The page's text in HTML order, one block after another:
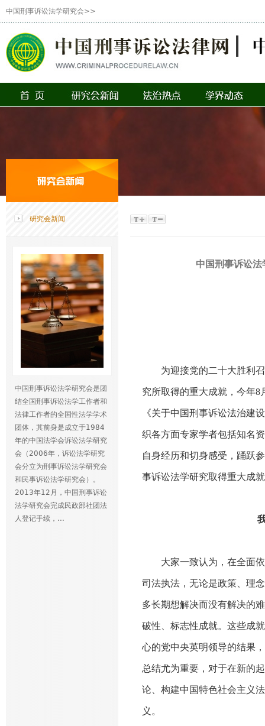
中国刑事诉讼法学研究会>>
研究会新闻
中国刑事诉讼法学研究会是团
结全国刑事诉讼法学工作者和
法律工作者的全国性法学学术
团体，其前身是成立于1984
年的中国法学会诉讼法学研究
会（2006年，诉讼法学研究
会分立为刑事诉讼法学研究会
和民事诉讼法学研究会）。
2013年12月，中国刑事诉讼
法学研究会完成民政部社团法
人登记手续，...
中国刑事诉讼
为迎接党的二十大胜利
究所取得的重大成就，今年8
《关于中国刑事诉讼法治建
织各方面专家学者包括知名
自身经历和切身感受，踊跃
事诉讼法学研究取得重大成
大家一致认为，在全面
司法执法，无论是政策、理
多长期想解决而没有解决的
破性、标志性成就。这些成
心的党中央英明领导的结果
总结尤为重要，对于在新的
论、构建中国特色社会主义
义。